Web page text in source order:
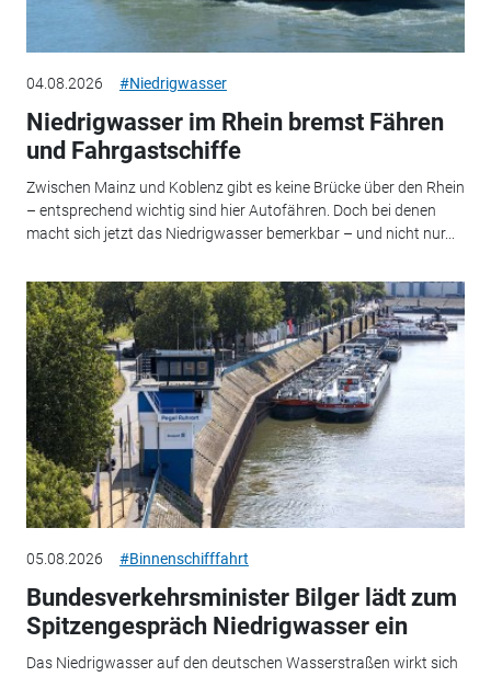
04.08.2026 #Niedrigwasser
Niedrigwasser im Rhein bremst Fähren
und Fahrgastschiffe
Zwischen Mainz und Koblenz gibt es keine Brücke über den Rhein
– entsprechend wichtig sind hier Autofähren. Doch bei denen
macht sich jetzt das Niedrigwasser bemerkbar – und nicht nur...
05.08.2026 #Binnenschifffahrt
Bundesverkehrsminister Bilger lädt zum
Spitzengespräch Niedrigwasser ein
Das Niedrigwasser auf den deutschen Wasserstraßen wirkt sich